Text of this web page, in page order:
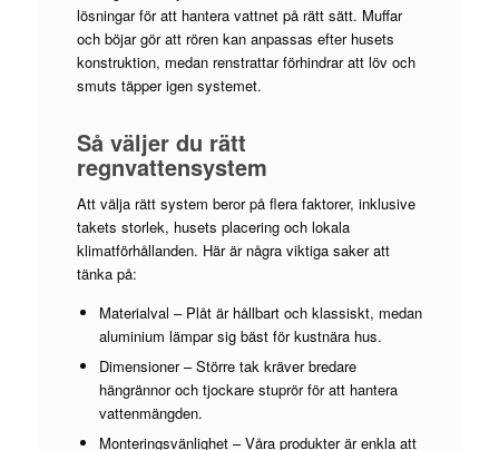
lösningar för att hantera vattnet på rätt sätt. Muffar
och böjar gör att rören kan anpassas efter husets
konstruktion, medan renstrattar förhindrar att löv och
smuts täpper igen systemet.
Så väljer du rätt
regnvattensystem
Att välja rätt system beror på flera faktorer, inklusive
takets storlek, husets placering och lokala
klimatförhållanden. Här är några viktiga saker att
tänka på:
Materialval – Plåt är hållbart och klassiskt, medan
aluminium lämpar sig bäst för kustnära hus.
Dimensioner – Större tak kräver bredare
hängrännor och tjockare stuprör för att hantera
vattenmängden.
Monteringsvänlighet – Våra produkter är enkla att